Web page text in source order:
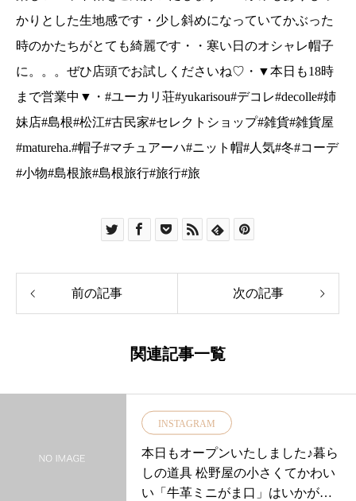
前の記事 次の記事
関連記事一覧
INSTAGRAM
本日もオープンいたしました♪暮ら
しの道具 松野屋の小さくてかわい
い「牛革ミニがま口」はいかが？..